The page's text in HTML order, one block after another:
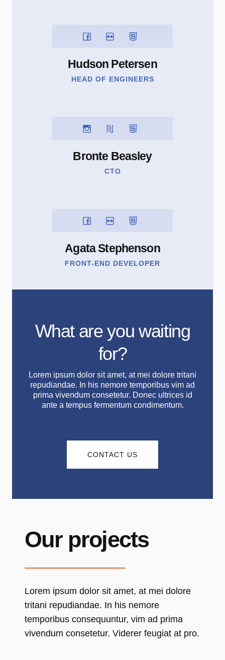
Hudson Petersen
HEAD OF ENGINEERS
Bronte Beasley
CTO
Agata Stephenson
FRONT-END DEVELOPER
What are you waiting
for?
Lorem ipsum dolor sit amet, at mei dolore tritani
repudiandae. In his nemore temporibus vim ad
prima vivendum consetetur. Donec ultrices id
ante a tempus fermentum condimentum.
CONTACT US
Our projects
Lorem ipsum dolor sit amet, at mei dolore
tritani repudiandae. In his nemore
temporibus consequuntur, vim ad prima
vivendum consetetur. Viderer feugiat at pro.